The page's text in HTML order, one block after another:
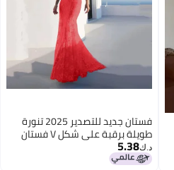
فستان جديد للتصدير 2025 تنورة
طويلة برقبة على شكل V فستان
أبيض مع حمالات
د.ك‏5.38